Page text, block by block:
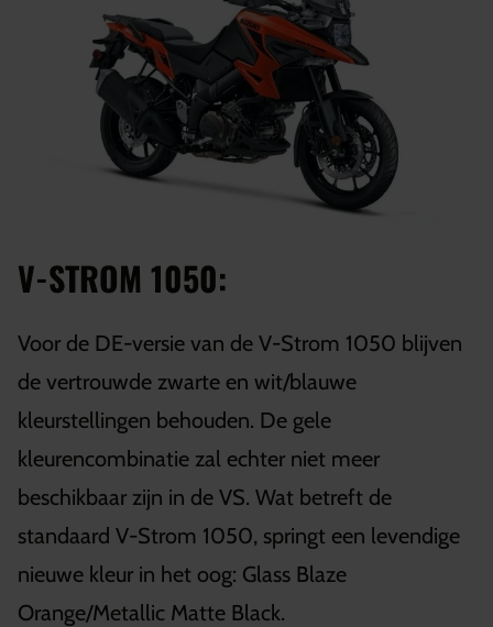
V-STROM 1050:
Voor de DE-versie van de V-Strom 1050 blijven
de vertrouwde zwarte en wit/blauwe
kleurstellingen behouden. De gele
kleurencombinatie zal echter niet meer
beschikbaar zijn in de VS. Wat betreft de
standaard V-Strom 1050, springt een levendige
nieuwe kleur in het oog: Glass Blaze
Orange/Metallic Matte Black.